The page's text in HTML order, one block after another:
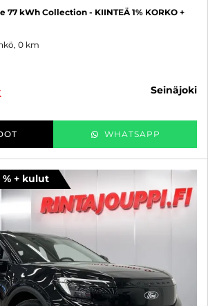
77 kWh Collection - KIINTEÄ 1% KORKO +
0 km
seinäjoki
WHATSAPP
% + kulut